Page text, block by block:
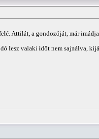
Attilát, a gondozóját, már
lesz valaki időt nem sajnálva,